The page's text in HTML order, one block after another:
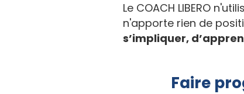
Le COACH LIBERO
n'apporte rien de
s’impliquer,
Faire